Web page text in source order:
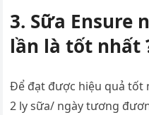
3. Sữa Ensure
lần là tốt nhất
Để đạt được hiệu quả tốt
2 ly sữa/ ngày tương